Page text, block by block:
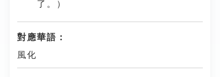
了。）
對應華語：
風化